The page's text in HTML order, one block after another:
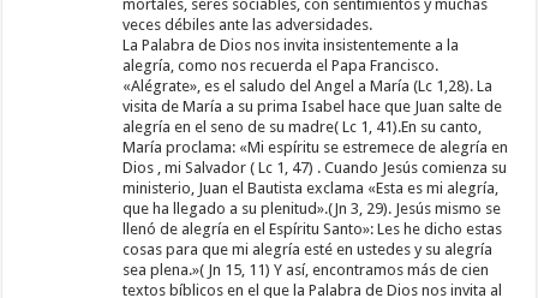
mortales, seres sociables, con sentimientos y muchas
veces débiles ante las adversidades.
La Palabra de Dios nos invita insistentemente a la
alegría, como nos recuerda el Papa Francisco.
«Alégrate», es el saludo del Angel a María (Lc 1,28). La
visita de María a su prima Isabel hace que Juan salte de
alegría en el seno de su madre( Lc 1, 41).En su canto,
María proclama: «Mi espíritu se estremece de alegría en
Dios , mi Salvador ( Lc 1, 47) . Cuando Jesús comienza su
ministerio, Juan el Bautista exclama «Esta es mi alegría,
que ha llegado a su plenitud».(Jn 3, 29). Jesús mismo se
llenó de alegría en el Espíritu Santo»: Les he dicho estas
cosas para que mi alegría esté en ustedes y su alegría
sea plena.»( Jn 15, 11) Y así, encontramos más de cien
textos bíblicos en el que la Palabra de Dios nos invita al